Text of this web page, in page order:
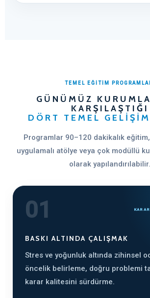
TEMEL EĞİTİM
GÜNÜMÜZ
KARŞILAŞTIĞI
DÖRT TEMEL
Programlar 90–120 dakikalık
uygulamalı atölye veya çok modüllü
olarak yapılandırılabilir.
01
BASKI ALTINDA ÇALIŞMAK
Stres ve yoğunluk altında zihinsel
öncelik belirleme, doğru problemi
karar kalitesini sürdürme.